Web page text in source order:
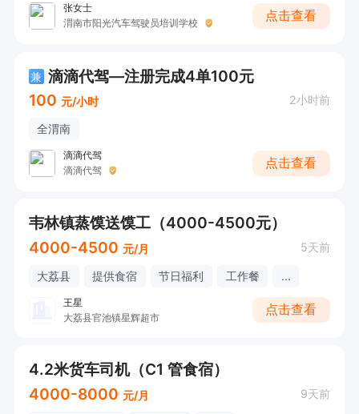
张女士
渭南市阳光汽车驾驶员培训学校
点击查看
兼 滴滴代驾—注册完成4单100元
100 元/小时 2小时前
全渭南
滴滴代驾
滴滴代驾
点击查看
韦林镇蒸馍送馍工（4000-4500元）
4000-4500 元/月 5天前
大荔县 提供食宿 节日福利 工作餐 ...
王星
大荔县官池镇星辉超市
点击查看
4.2米货车司机（C1 管食宿）
4000-8000 元/月 9天前